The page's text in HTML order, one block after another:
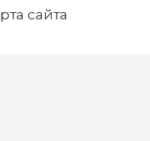
сайта